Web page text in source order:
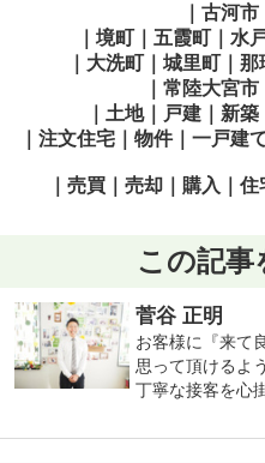
｜古河市
｜境町｜五霞町｜水
｜大洗町｜城里町｜
｜常陸大宮
｜土地｜戸建｜新
｜注文住宅｜物件｜一戸建
｜売買｜売却｜購入｜
この記事
菅谷 正明
お客様に『来て
思って頂けるよう
丁寧な接客を心